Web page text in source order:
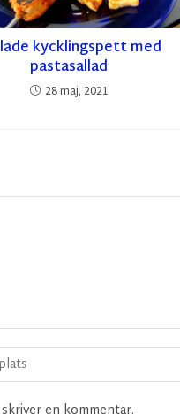
kycklingspett med
pastasallad
28 maj, 2021